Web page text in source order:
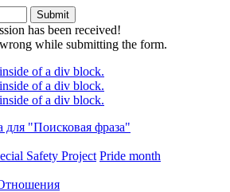
has been received!
while submitting the form.
of a div block.
of a div block.
of a div block.
для "Поисковая фраза"
Safety Project Pride month